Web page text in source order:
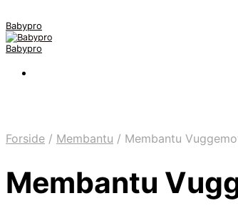
Babypro
Babypro
Forside / Membantu / Membantu
Membantu